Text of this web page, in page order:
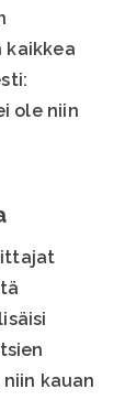
kaikkea
ole niin
kauan